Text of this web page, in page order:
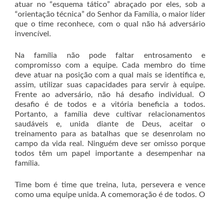
atuar no “esquema tático” abraçado por eles, sob a
“orientação técnica” do Senhor da Família, o maior líder
que o time reconhece, com o qual não há adversário
invencível.
Na família não pode faltar entrosamento e
compromisso com a equipe. Cada membro do time
deve atuar na posição com a qual mais se identifica e,
assim, utilizar suas capacidades para servir à equipe.
Frente ao adversário, não há desafio individual. O
desafio é de todos e a vitória beneficia a todos.
Portanto, a família deve cultivar relacionamentos
saudáveis e, unida diante de Deus, aceitar o
treinamento para as batalhas que se desenrolam no
campo da vida real. Ninguém deve ser omisso porque
todos têm um papel importante a desempenhar na
família.
Time bom é time que treina, luta, persevera e vence
como uma equipe unida. A comemoração é de todos. O